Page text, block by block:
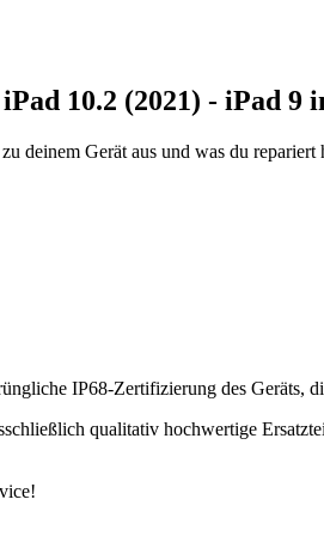
10.2 (2021) - iPad 9
deinem Gerät aus und was du repariert
IP68-Zertifizierung des Geräts,
qualitativ hochwertige